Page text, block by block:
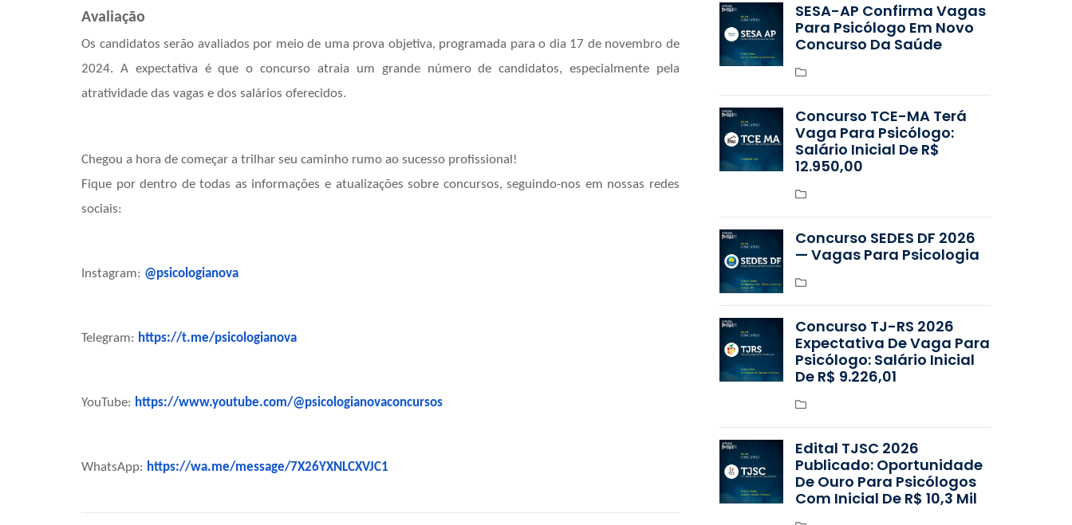
Avaliação
Os candidatos serão avaliados por meio de uma prova objetiva, programada para o dia 17 de novembro de
2024. A expectativa é que o concurso atraia um grande número de candidatos, especialmente pela
atratividade das vagas e dos salários oferecidos.
Chegou a hora de começar a trilhar seu caminho rumo ao sucesso profissional!
Fique por dentro de todas as informações e atualizações sobre concursos, seguindo-nos em nossas redes
sociais:
Instagram: @psicologianova
Telegram: https://t.me/psicologianova
YouTube: https://www.youtube.com/@psicologianovaconcursos
WhatsApp: https://wa.me/message/7X26YXNLCXVJC1
SESA-AP Confirma Vagas
Para Psicólogo Em Novo
Concurso Da Saúde
Concurso TCE-MA Terá
Vaga Para Psicólogo:
Salário Inicial De R$
12.950,00
Concurso SEDES DF 2026
— Vagas Para Psicologia
Concurso TJ-RS 2026
Expectativa De Vaga Para
Psicólogo: Salário Inicial
De R$ 9.226,01
Edital TJSC 2026
Publicado: Oportunidade
De Ouro Para Psicólogos
Com Inicial De R$ 10,3 Mil